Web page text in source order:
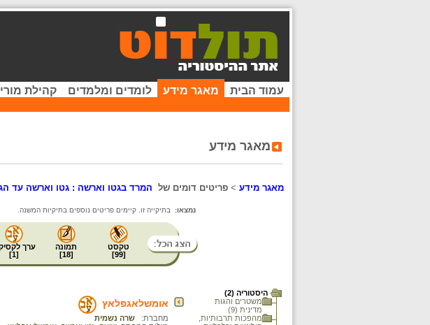
עמוד הבית מאגר מידע לומדים ומלמדים קהילת
מאגר מידע
מאגר מידע > פריטים דומים של המרד בגטו וארשה : גטו וארשה עד
נמצאו: בתיקייה זו. קיימים פריטים נוספים בתיקיות המשנה.
טקסט
[
99
]
תמונה
[
18
]
ערך
[
1
]
היסטוריה (2)
משטרים והגות
מדינית (9)
מהפכות תרבותיות,
אומשלאגפלאץ
מחברת:
שרה נשמית